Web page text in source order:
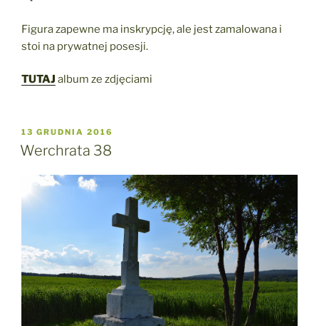
Figura zapewne ma inskrypcję, ale jest zamalowana i
stoi na prywatnej posesji.
TUTAJ album ze zdjęciami
OPUBLIKOWANE
W
13 GRUDNIA 2016
Werchrata 38